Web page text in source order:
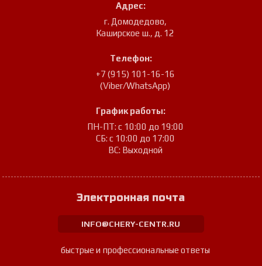
Адрес:
г. Домодедово,
Каширское ш., д. 12
Телефон:
+7 (915) 101-16-16
(Viber/WhatsApp)
График работы:
ПН-ПТ: с 10:00 до 19:00
СБ: с 10:00 до 17:00
ВС: Выходной
Электронная почта
INFO@CHERY-CENTR.RU
быстрые и профессиональные ответы